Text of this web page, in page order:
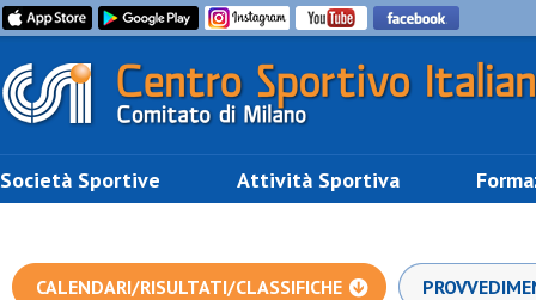
Società Sportive Attività Sportiva
CALENDARI/RISULTATI/CLASSIFICHE